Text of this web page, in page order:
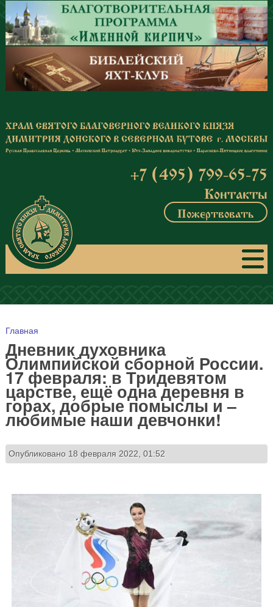
Перейти к основному содержанию
+7 (495) 799-65-75
Контакты
Пожертвовать
Вы здесь
Главная
Дневник духовника
Олимпийской сборной России.
17 февраля: в Тридевятом
царстве, ещё одна деревня в
горах, добрые помыслы и –
любимые наши девчонки!
Опубликовано 18 февраля 2022, 01:52